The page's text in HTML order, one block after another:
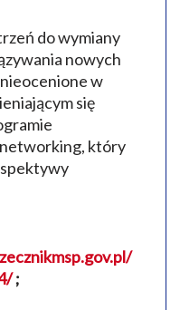
do wymiany
nowych
w
się
networking, który
;